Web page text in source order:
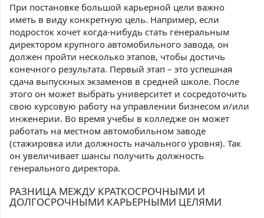
При постановке большой карьерной цели важно
иметь в виду конкретную цель. Например, если
подросток хочет когда-нибудь стать генеральным
директором крупного автомобильного завода, он
должен пройти несколько этапов, чтобы достичь
конечного результата. Первый этап – это успешная
сдача выпускных экзаменов в средней школе. После
этого он может выбрать университет и сосредоточить
свою курсовую работу на управлении бизнесом и/или
инженерии. Во время учебы в колледже он может
работать на местном автомобильном заводе
(стажировка или должность начального уровня). Так
он увеличивает шансы получить должность
генерального директора.
РАЗНИЦА МЕЖДУ КРАТКОСРОЧНЫМИ И
ДОЛГОСРОЧНЫМИ КАРЬЕРНЫМИ ЦЕЛЯМИ